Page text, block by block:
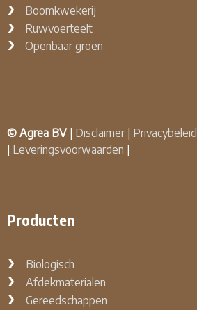
Boomkwekerij
Ruwvoerteelt
Openbaar groen
© Agrea BV | Disclaimer| Privacybeleid
| Leveringsvoorwaarden |
Producten
Biologisch
Afdekmaterialen
Gereedschappen